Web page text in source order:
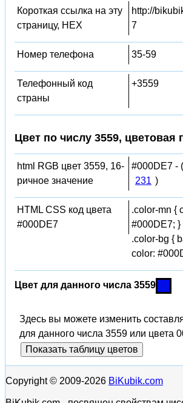
Короткая ссылка на эту
страницу, HEX
http://
7
Номер телефона 35-59
Телефонный код
страны
+3559
Цвет по числу 3559, цветовая
html RGB цвет 3559, 16-
ричное значение
#000DE7 - (
231 )
HTML CSS код цвета
#000DE7
.color-mn {
#000DE7; }
.color-bg {
color:
Цвет для данного числа 3559
Здесь вы можете изменить
для данного числа 3559 или цвета
Показать таблицу цветов
Copyright © 2009-2026 BiKubik.com